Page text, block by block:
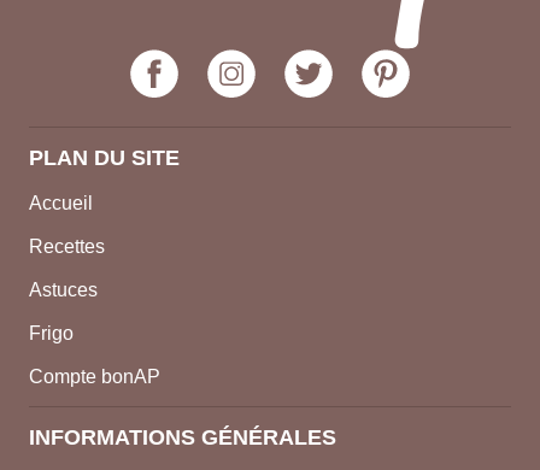
PLAN DU SITE
Accueil
Recettes
Astuces
Frigo
Compte bonAP
INFORMATIONS GÉNÉRALES